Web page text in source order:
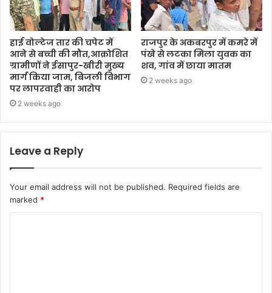
हाई वोल्टेज तार की चपेट में
आने से बच्ची की मौत,आक्रोशित
ग्रामीणों ने ईसापुर-खीरी मुख्य
मार्ग किया जाम, बिजली विभाग
पर लापरवाही का आरोप
2 weeks ago
राजपुर के अकबरपुर में कमरे में
पंखे से लटका मिला युवक का
शव, गांव में छाया मातम
2 weeks ago
Leave a Reply
Your email address will not be published. Required fields are
marked *